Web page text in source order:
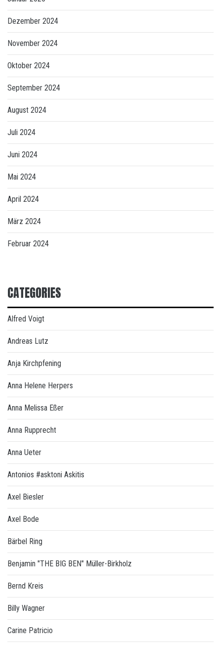
Dezember 2024
November 2024
Oktober 2024
September 2024
August 2024
Juli 2024
Juni 2024
Mai 2024
April 2024
März 2024
Februar 2024
CATEGORIES
Alfred Voigt
Andreas Lutz
Anja Kirchpfening
Anna Helene Herpers
Anna Melissa Eßer
Anna Rupprecht
Anna Ueter
Antonios #asktoni Askitis
Axel Biesler
Axel Bode
Bärbel Ring
Benjamin "THE BIG BEN" Müller-Birkholz
Bernd Kreis
Billy Wagner
Carine Patricio